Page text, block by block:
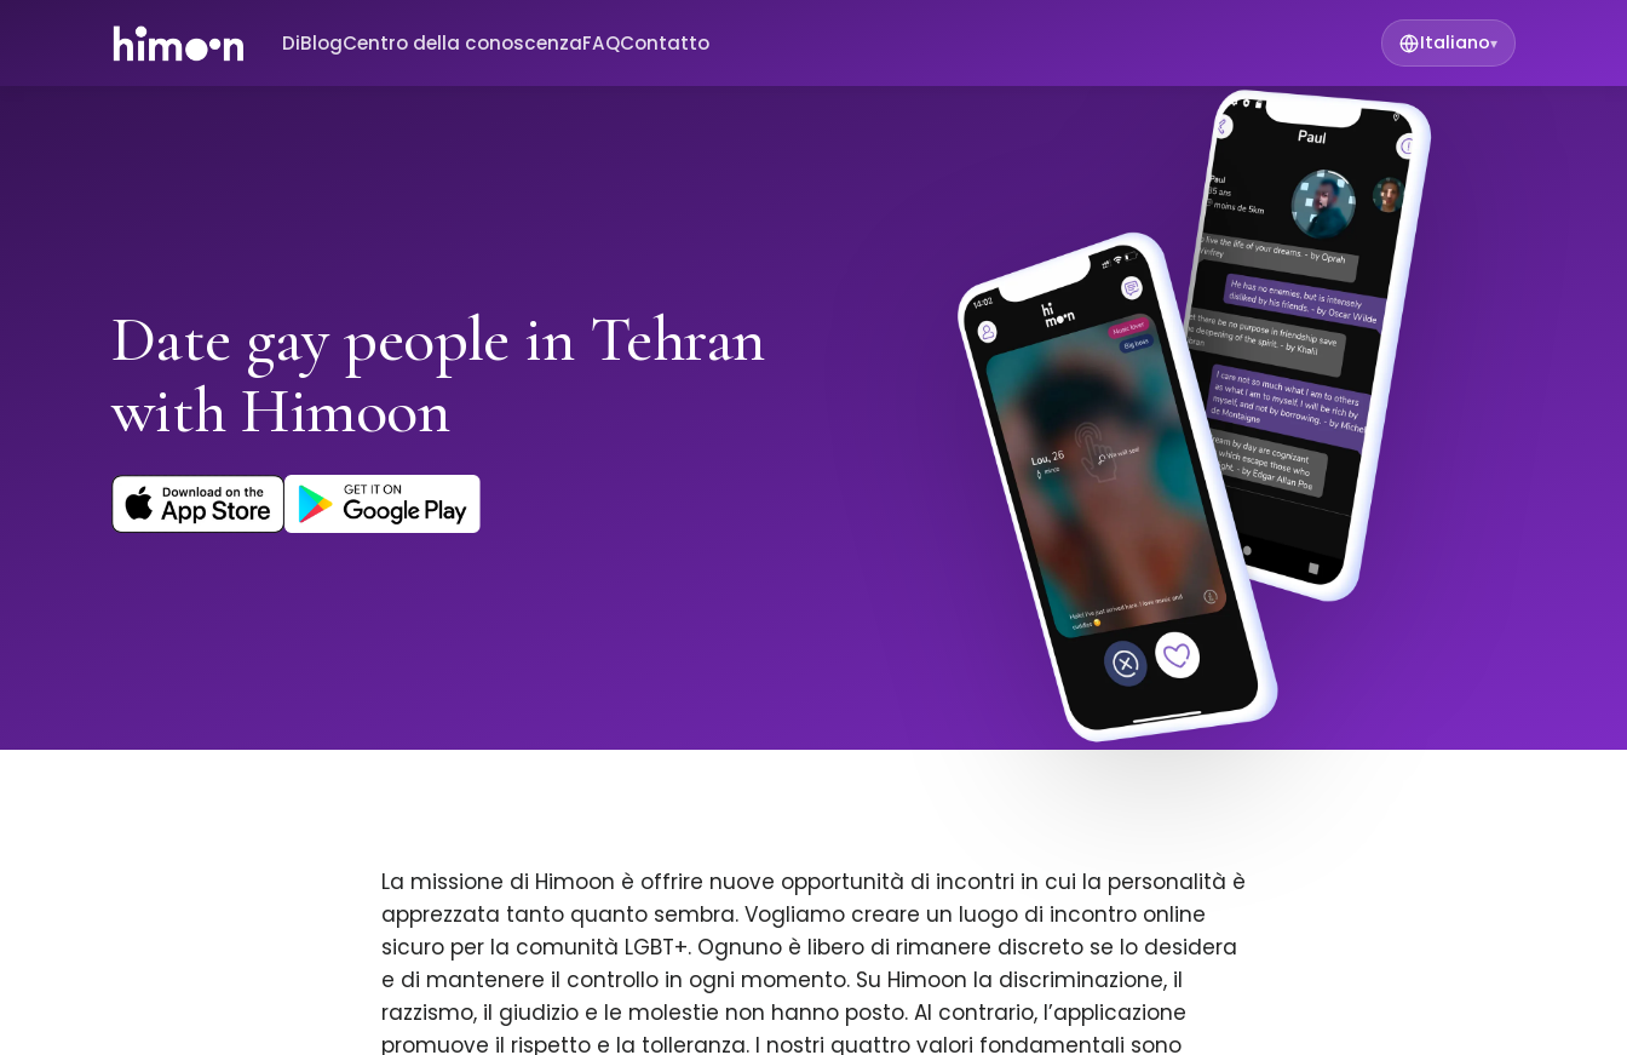
DiBlogCentro della conoscenzaFAQContatto Italiano▾
Date gay people in Tehran
with Himoon
La missione di Himoon è offrire nuove opportunità di incontri in cui la personalità è
apprezzata tanto quanto sembra. Vogliamo creare un luogo di incontro online
sicuro per la comunità LGBT+. Ognuno è libero di rimanere discreto se lo desidera
e di mantenere il controllo in ogni momento. Su Himoon la discriminazione, il
razzismo, il giudizio e le molestie non hanno posto. Al contrario, l’applicazione
promuove il rispetto e la tolleranza. I nostri quattro valori fondamentali sono